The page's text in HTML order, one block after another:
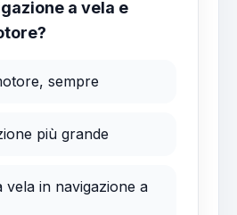
a vela e
sempre
più grande
vela in navigazione a